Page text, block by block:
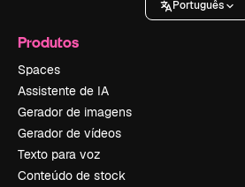
Português
Produtos
Spaces
Assistente de IA
Gerador de imagens
Gerador de vídeos
Texto para voz
Conteúdo de stock